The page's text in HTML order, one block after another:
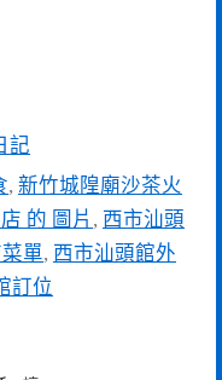
記
, 新竹城隍廟沙茶火
的 圖片 , 西市汕頭
單, 西市汕頭館外
訂位